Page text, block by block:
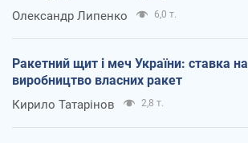
Олександр Липенко 6,0 т.
Ракетний щит і меч України: ставка на
виробництво власних ракет
Кирило Татарінов 2,8 т.